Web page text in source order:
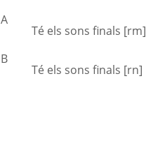
A
Té els sons finals [rm]
B
Té els sons finals [rn]